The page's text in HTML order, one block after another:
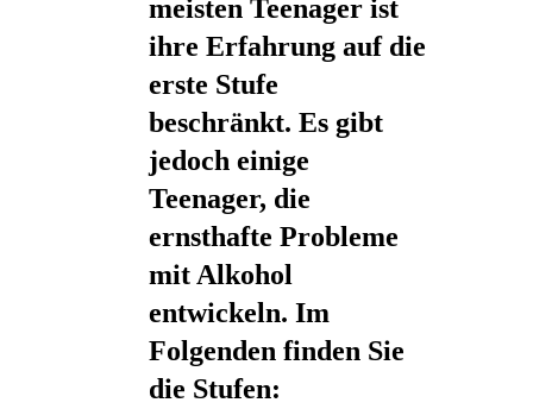
meisten Teenager ist
ihre Erfahrung auf die
erste Stufe
beschränkt. Es gibt
jedoch einige
Teenager, die
ernsthafte Probleme
mit Alkohol
entwickeln. Im
Folgenden finden Sie
die Stufen: